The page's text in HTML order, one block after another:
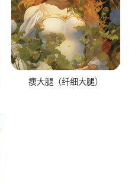
瘦大腿（纤细大腿）